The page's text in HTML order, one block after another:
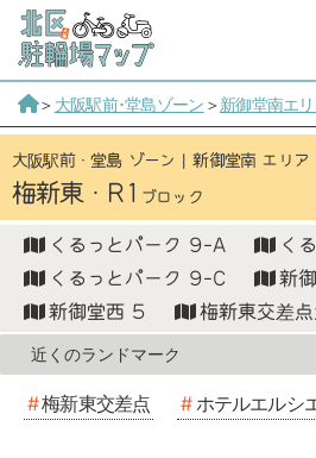
＞ 大阪駅前･堂島ゾーン ＞新御堂南エ
梅新東・R1
大阪駅前・堂島 ゾーン 新御堂南 エリア
くるっとパーク 9-A
く
くるっとパーク 9-C
新
新御堂西 5
梅新東交差
梅新東交差点 ホテルエルシ